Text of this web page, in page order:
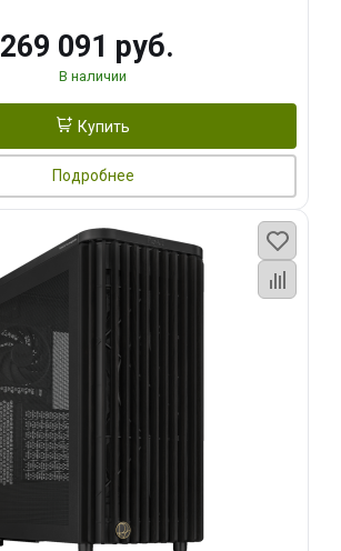
269 091 руб.
В наличии
Купить
Подробнее